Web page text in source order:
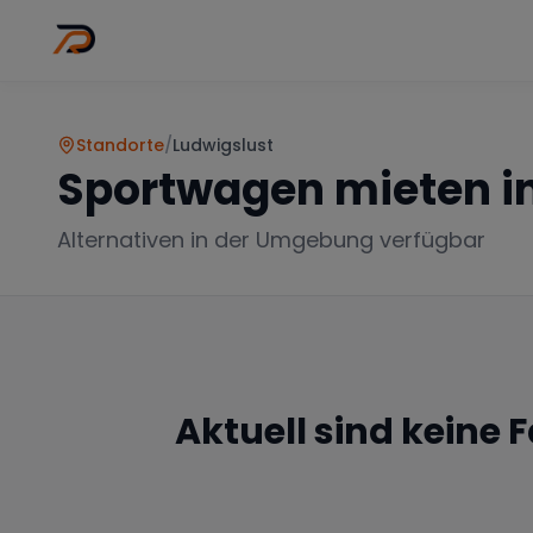
Standorte/Ludwigslust
Sportwagen mieten
Alternativen in der Umgebung verfügbar
Aktuell sind keine